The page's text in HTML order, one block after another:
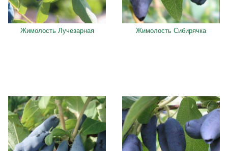
Жимолость Лучезарная Жимолость Сибирячка